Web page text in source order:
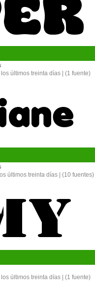
últimos treinta días | (1 fuente)
últimos treinta días | (10 fuentes)
últimos treinta días | (1 fuente)